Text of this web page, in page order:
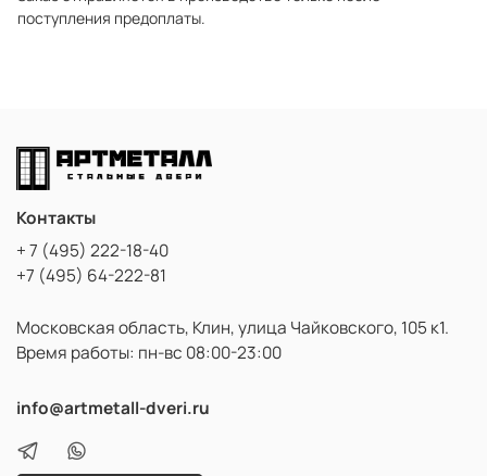
поступления предоплаты.
Контакты
+ 7 (495) 222-18-40
+7 (495) 64-222-81
Московская область, Клин, улица Чайковского, 105 к1.
Время работы: пн-вс 08:00-23:00
info@artmetall-dveri.ru